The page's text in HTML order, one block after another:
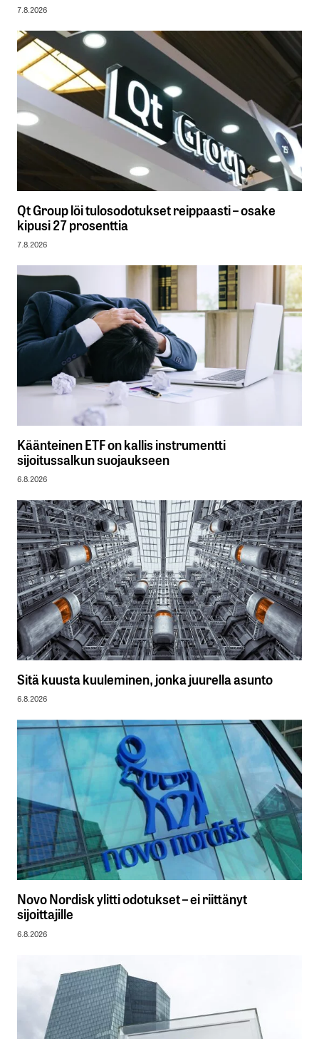
7.8.2026
Qt Group löi tulosodotukset reippaasti – osake
kipusi 27 prosenttia
7.8.2026
Käänteinen ETF on kallis instrumentti
sijoitussalkun suojaukseen
6.8.2026
Sitä kuusta kuuleminen, jonka juurella asunto
6.8.2026
Novo Nordisk ylitti odotukset – ei riittänyt
sijoittajille
6.8.2026